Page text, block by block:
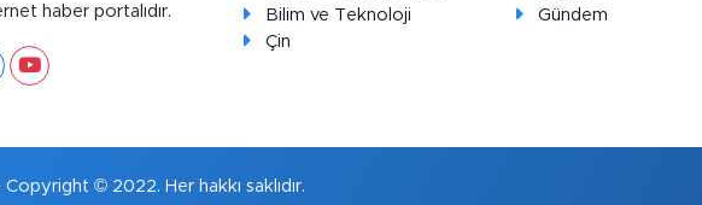
haber portalıdır.
Bilim ve Teknoloji
Gündem
Çin
© 2022. Her hakkı saklıdır.